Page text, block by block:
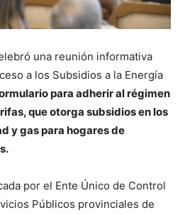
una reunión informativa
a los Subsidios a la Energía
para adherir al régimen
que otorga subsidios en los
y gas para hogares de
por el Ente Único de Control
Públicos provinciales de